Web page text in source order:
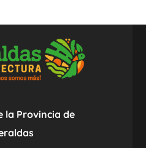
la Provincia de